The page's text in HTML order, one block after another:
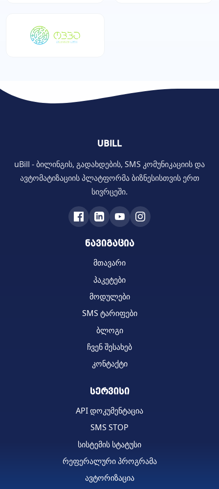
UBILL
uBill - ბილინგის, გადახდების, SMS კომუნიკაციის და
ავტომატიზაციის პლატფორმა ბიზნესისთვის ერთ
სივრცეში.
ნავიგაცია
მთავარი
პაკეტები
მოდულები
SMS ტარიფები
ბლოგი
ჩვენ შესახებ
კონტაქტი
სერვისი
API დოკუმენტაცია
SMS STOP
სისტემის სტატუსი
რეფერალური პროგრამა
ავტორიზაცია